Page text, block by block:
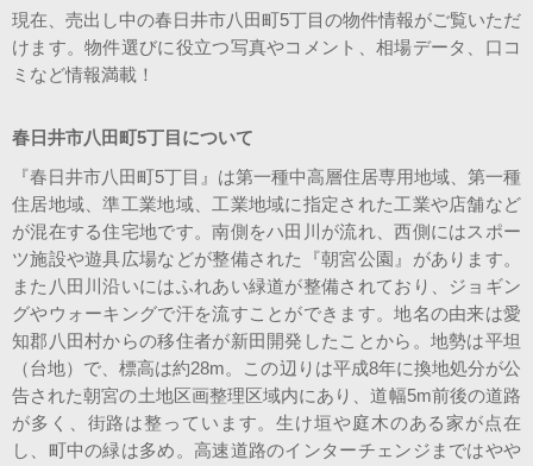
現在、売出し中の春日井市八田町5丁目の物件情報がご覧いただ
けます。物件選びに役立つ写真やコメント、相場データ、口コ
ミなど情報満載！
春日井市八田町5丁目について
『春日井市八田町5丁目』は第一種中高層住居専用地域、第一種
住居地域、準工業地域、工業地域に指定された工業や店舗など
が混在する住宅地です。南側をハ田川が流れ、西側にはスポー
ツ施設や遊具広場などが整備された『朝宮公園』があります。
また八田川沿いにはふれあい緑道が整備されており、ジョギン
グやウォーキングで汗を流すことができます。地名の由来は愛
知郡八田村からの移住者が新田開発したことから。地勢は平坦
（台地）で、標高は約28m。この辺りは平成8年に換地処分が公
告された朝宮の土地区画整理区域内にあり、道幅5m前後の道路
が多く、街路は整っています。生け垣や庭木のある家が点在
し、町中の緑は多め。高速道路のインターチェンジまではやや